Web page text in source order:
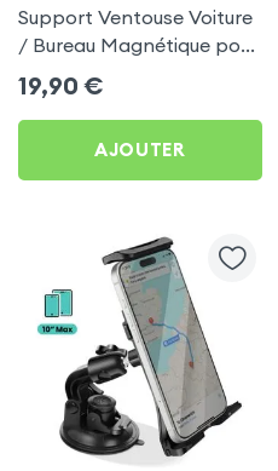
Support Ventouse Voiture
/ Bureau Magnétique pour
Google Pixel 9 Pro
19,90 €
AJOUTER